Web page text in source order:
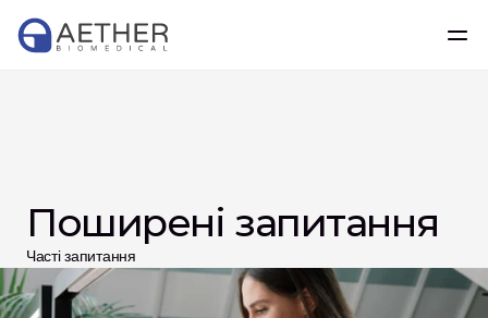
Поширені запитання
Часті запитання